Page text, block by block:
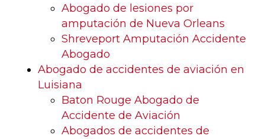
Abogado de lesiones por
amputación de Nueva Orleans
Shreveport Amputación Accidente
Abogado
Abogado de accidentes de aviación en
Luisiana
Baton Rouge Abogado de
Accidente de Aviación
Abogados de accidentes de